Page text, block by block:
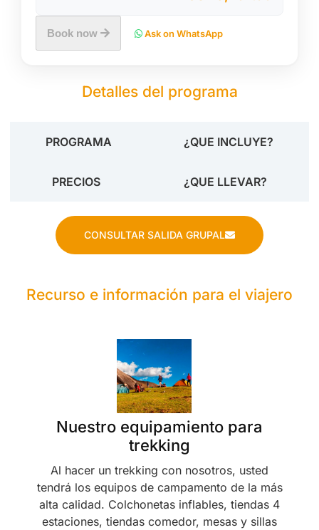
Book now Ask on WhatsApp
Detalles del programa
PROGRAMA ¿QUE INCLUYE?
PRECIOS ¿QUE LLEVAR?
CONSULTAR SALIDA GRUPAL
Recurso e información para el viajero
Nuestro equipamiento para
trekking
Al hacer un trekking con nosotros, usted
tendrá los equipos de campamento de la más
alta calidad. Colchonetas inflables, tiendas 4
estaciones, tiendas comedor, mesas y sillas